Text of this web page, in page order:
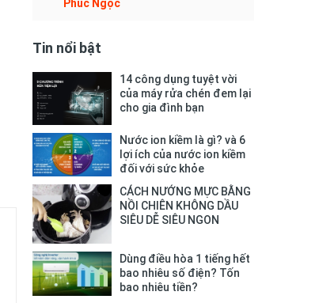
Phúc Ngọc
Tin nổi bật
14 công dụng tuyệt vời
của máy rửa chén đem lại
cho gia đình bạn
Nước ion kiềm là gì? và 6
lợi ích của nước ion kiềm
đối với sức khỏe
CÁCH NƯỚNG MỰC BẰNG
NỒI CHIÊN KHÔNG DẦU
SIÊU DỄ SIÊU NGON
Dùng điều hòa 1 tiếng hết
bao nhiêu số điện? Tốn
bao nhiêu tiền?